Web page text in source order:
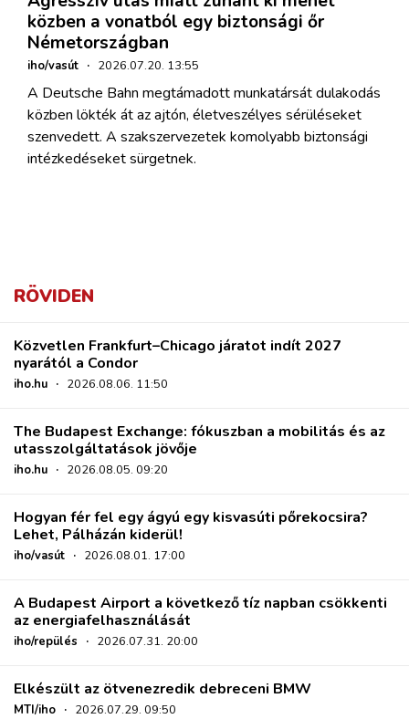
közben a vonatból egy biztonsági őr
Németországban
iho/vasút · 2026.07.20. 13:55
A Deutsche Bahn megtámadott munkatársát dulakodás
közben lökték át az ajtón, életveszélyes sérüléseket
szenvedett. A szakszervezetek komolyabb biztonsági
intézkedéseket sürgetnek.
RÖVIDEN
Közvetlen Frankfurt–Chicago járatot indít 2027
nyarától a Condor
iho.hu · 2026.08.06. 11:50
The Budapest Exchange: fókuszban a mobilitás és az
utasszolgáltatások jövője
iho.hu · 2026.08.05. 09:20
Hogyan fér fel egy ágyú egy kisvasúti pőrekocsira?
Lehet, Pálházán kiderül!
iho/vasút · 2026.08.01. 17:00
A Budapest Airport a következő tíz napban csökkenti
az energiafelhasználását
iho/repülés · 2026.07.31. 20:00
Elkészült az ötvenezredik debreceni BMW
MTI/iho · 2026.07.29. 09:50